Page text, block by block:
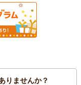
りませんか？